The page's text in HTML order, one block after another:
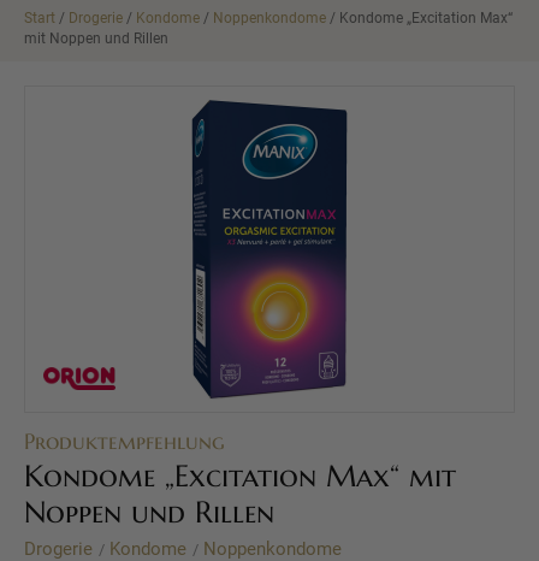
Start / Drogerie / Kondome / Noppenkondome / Kondome „Excitation Max“
mit Noppen und Rillen
Produktempfehlung
Kondome „Excitation Max“ mit
Noppen und Rillen
Drogerie / Kondome / Noppenkondome